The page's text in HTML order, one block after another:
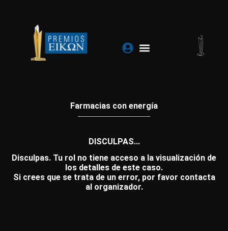
contenido
Farmacias con energía
DISCULPAS...
Disculpas. Tu rol no tiene acceso a la visualización de
los detalles de este caso.
Si crees que se trata de un error, por favor contacta
al organizador.